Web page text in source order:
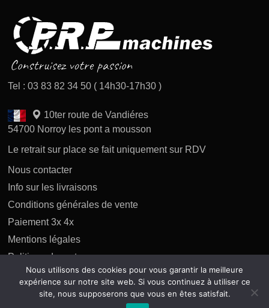
Tel : 03 83 82 34 50 ( 14h30-17h30 )
10ter route de Vandiéres
54700 Norroy les pont a mousson
Le retrait sur place se fait uniquement sur RDV
Nous contacter
Info sur les livraisons
Conditions générales de vente
Paiement 3x 4x
Mentions légales
Politique des retours
Politique de confidentialité
Nous utilisons des cookies pour vous garantir la meilleure
expérience sur notre site web. Si vous continuez à utiliser ce
site, nous supposerons que vous en êtes satisfait.